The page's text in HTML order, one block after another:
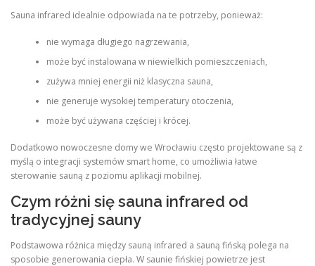
Sauna infrared idealnie odpowiada na te potrzeby, ponieważ:
nie wymaga długiego nagrzewania,
może być instalowana w niewielkich pomieszczeniach,
zużywa mniej energii niż klasyczna sauna,
nie generuje wysokiej temperatury otoczenia,
może być używana częściej i krócej.
Dodatkowo nowoczesne domy we Wrocławiu często projektowane są z
myślą o integracji systemów smart home, co umożliwia łatwe
sterowanie sauną z poziomu aplikacji mobilnej.
Czym różni się sauna infrared od
tradycyjnej sauny
Podstawowa różnica między sauną infrared a sauną fińską polega na
sposobie generowania ciepła. W saunie fińskiej powietrze jest